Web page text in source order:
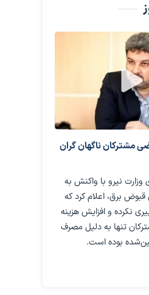
مشترکان ناگهان گران
وزارت نیرو با واکنش به
برق، اعلام کرد که
نکرده و افزایش هزینه
تنها به دلیل مصرف
بوده است.